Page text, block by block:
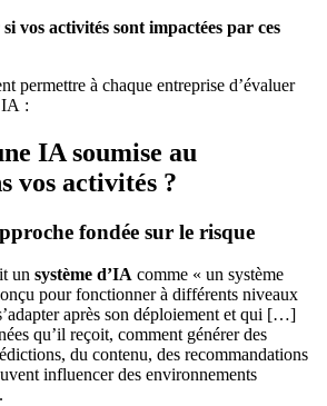
vos activités sont impactées par ces
permettre à chaque entreprise d’évaluer
IA :
IA soumise au
vos activités ?
fondée sur le risque
un système d’IA comme « un système
pour fonctionner à différents niveaux
après son déploiement et qui […]
qu’il reçoit, comment générer des
du contenu, des recommandations
influencer des environnements